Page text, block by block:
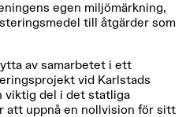
egen miljömärkning,
till åtgärder som
av samarbetet i ett
vid Karlstads
viktig del i det statliga
att uppnå en nollvision för sitt